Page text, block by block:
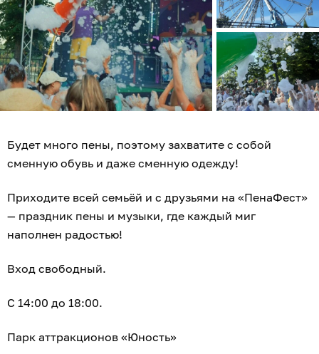
Будет много пены, поэтому захватите с собой
сменную обувь и даже сменную одежду!
Приходите всей семьёй и с друзьями на «ПенаФест»
— праздник пены и музыки, где каждый миг
наполнен радостью!
Вход свободный.
С 14:00 до 18:00.
Парк аттракционов «Юность»